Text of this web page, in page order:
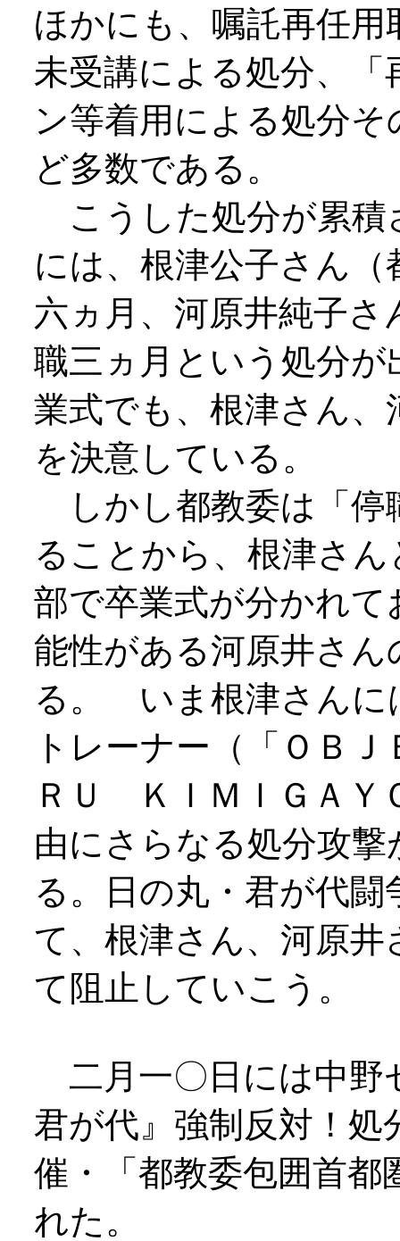
ほかにも、嘱託再任
未受講による処分、
ン等着用による処分
ど多数である。
こうした処分が累積
には、根津公子さん
六ヵ月、河原井純子
職三ヵ月という処分
業式でも、根津さん
を決意している。
しかし都教委は「停
ることから、根津さ
部で卒業式が分かれ
能性がある河原井さ
る。 いま根津さんに
トレーナー（「ＯＢ
ＲＵ ＫＩＭＩＧＡＹ
由にさらなる処分攻
る。日の丸・君が代
て、根津さん、河原
て阻止していこう。
二月一〇日には中野
君が代』強制反対！処
催・「都教委包囲首
れた。